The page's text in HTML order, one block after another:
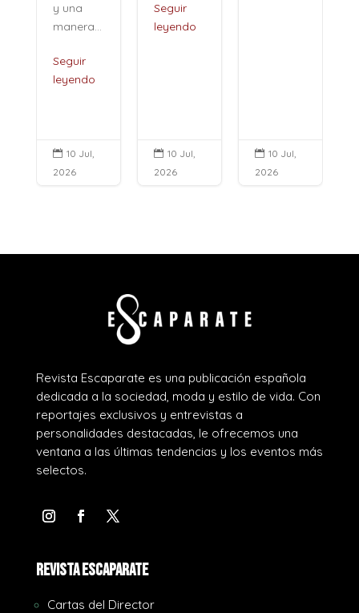
y una
manera...
Seguir
leyendo
 10 Jul,
2026
Seguir
leyendo
 10 Jul,
2026
 10 Jul,
2026
Revista Escaparate es una publicación española
dedicada a la sociedad, moda y estilo de vida. Con
reportajes exclusivos y entrevistas a
personalidades destacadas, le ofrecemos una
ventana a las últimas tendencias y los eventos más
selectos.
REVISTA ESCAPARATE
Cartas del Director